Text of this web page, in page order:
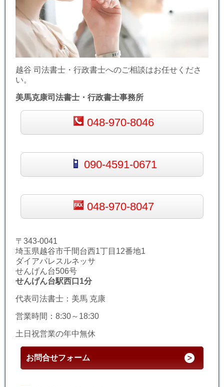
越谷 司法書士・行政書士へのご相談はお任せくださ
い。
美馬克康司法書士・行政書士事務所
048-970-8046
090-4591-0671
048-970-8047
〒343-0041
埼玉県越谷市千間台西1丁目12番地1
ダイアパレスルネッサ
せんげん台506号
せんげん台駅西口1分
代表司法書士：美馬 克康
営業時間：8:30～18:30
土日祝営業の年中無休
お問合せフォーム